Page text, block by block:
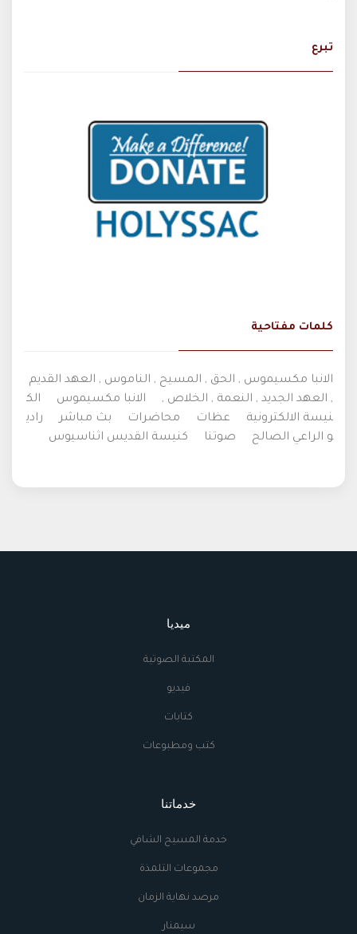
تبرع
كلمات مفتاحية
الانبا مكسيموس , الحق , المسيح , الناموس , العهد القديم
, العهد الجديد , النعمة , الخلاص ,
الانبا مكسيموس
الك
نيسة الالكترونية
عظات محاضرات بث مباشر
رادي
و الراعي الصالح
صوتنا كنيسة القديس اثناسيوس
ميديا
المكتبة الصوتية
فيديو
كتابات
كتب ومطبوعات
خدماتنا
خدمة المسيح الشافي
مجموعات التلمذة
مرصد نهاية الزمان
سيمنار